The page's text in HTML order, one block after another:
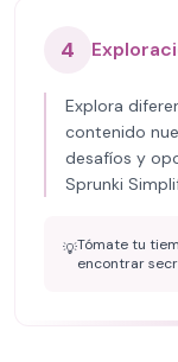
4
Explora
contenido
desafíos y
Sprunki
💡Tómate tu
encontrar